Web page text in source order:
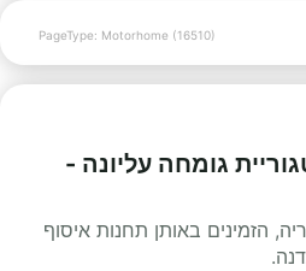
PageType: Motorhome (16510)
גומחה עליונה -
הזמינים באותן תחנות איסוף